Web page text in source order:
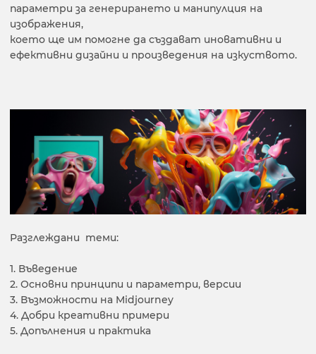
параметри за генерирането и манипулция на
изображения,
което ще им помогне да създават иновативни и
ефективни дизайни и произведения на изкуството.
Разглеждани теми:
1. Въведение
2. Основни принципи и параметри, версии
3. Възможности на Midjourney
4. Добри креативни примери
5. Допълнения и практика